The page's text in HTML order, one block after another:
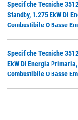
Specifiche Tecniche
Standby, 1.275 EkW Di
Combustibile O Basse
Specifiche Tecniche
EkW Di Energia
Combustibile O Basse